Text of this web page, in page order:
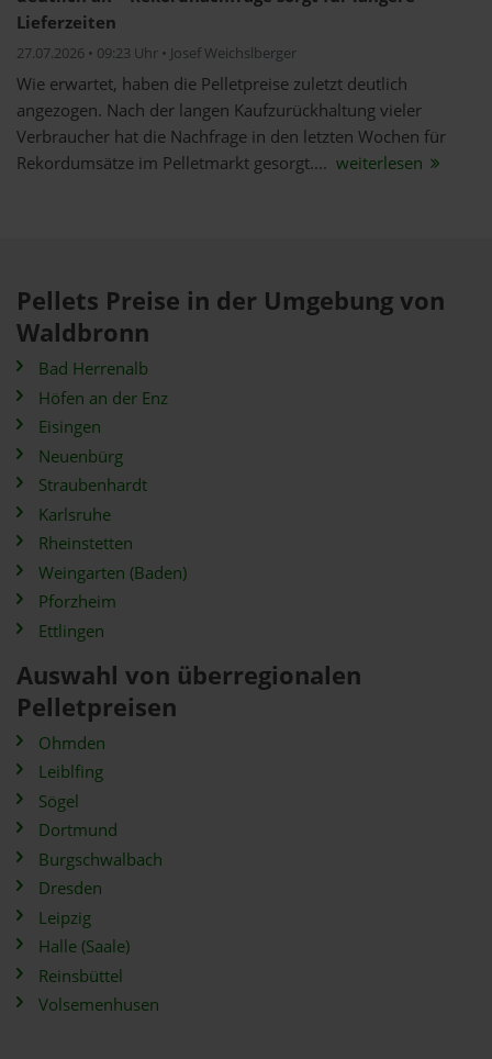
Lieferzeiten
27.07.2026 • 09:23 Uhr • Josef Weichslberger
Wie erwartet, haben die Pelletpreise zuletzt deutlich
angezogen. Nach der langen Kaufzurückhaltung vieler
Verbraucher hat die Nachfrage in den letzten Wochen für
Rekordumsätze im Pelletmarkt gesorgt.... weiterlesen
Pellets Preise in der Umgebung von
Waldbronn
Bad Herrenalb
Höfen an der Enz
Eisingen
Neuenbürg
Straubenhardt
Karlsruhe
Rheinstetten
Weingarten (Baden)
Pforzheim
Ettlingen
Auswahl von überregionalen
Pelletpreisen
Ohmden
Leiblfing
Sögel
Dortmund
Burgschwalbach
Dresden
Leipzig
Halle (Saale)
Reinsbüttel
Volsemenhusen